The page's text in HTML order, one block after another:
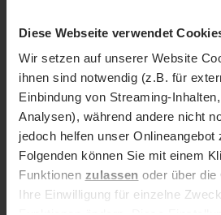
Diese Webseite verwendet
Wir setzen auf unserer Website
ihnen sind notwendig (z.B. für
Einbindung von Streaming-
Analysen), während andere nicht
jedoch helfen unser
Folgenden können Sie mit einem
Funktionen zulassen oder über die
Ihre Einwilligung für einzelne
Supervisor mechanische
(m/w/d)
Werkvertrag Professional
Prüm
Online seit 1 Monat
Microsoft Dynamics 365
(m/w/d)